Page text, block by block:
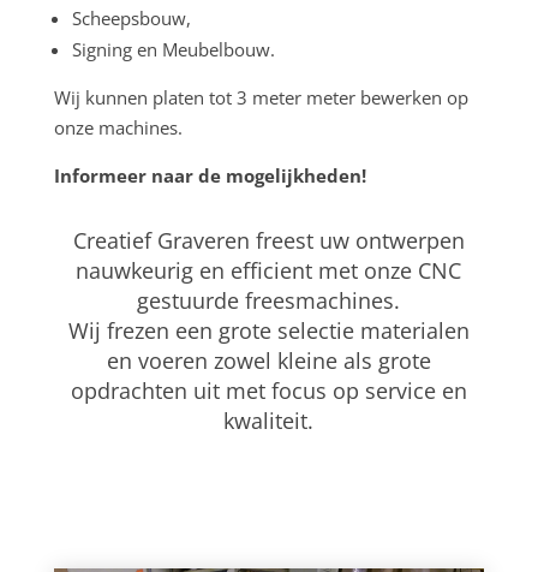
Scheepsbouw,
Signing en Meubelbouw.
Wij kunnen platen tot 3 meter meter bewerken op
onze machines.
Informeer naar de mogelijkheden!
Creatief Graveren freest uw ontwerpen
nauwkeurig en efficient met onze CNC
gestuurde freesmachines.
Wij frezen een grote selectie materialen
en voeren zowel kleine als grote
opdrachten uit met focus op service en
kwaliteit.